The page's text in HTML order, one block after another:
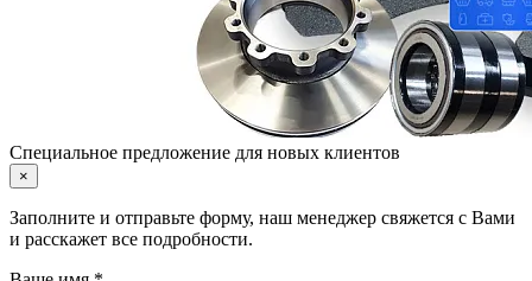
Специальное предложение для новых клиентов
×
Заполните и отправьте форму, наш менеджер свяжется с Вами
и расскажет все подробности.